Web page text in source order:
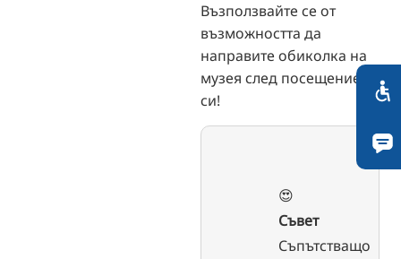
Възползвайте се от
възможността да
направите обиколка на
музея след посещението
си!
😍
Съвет
Съпътстващо